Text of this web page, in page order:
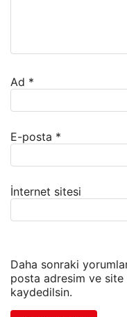
Ad *
E-posta *
İnternet sitesi
Daha sonraki
posta adresim ve site
kaydedilsin.